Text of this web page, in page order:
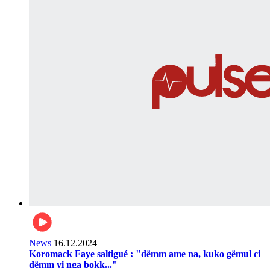
News 16.12.2024
Koromack Faye saltigué : "dëmm ame na, kuko gëmul ci
dëmm yi nga bokk..."